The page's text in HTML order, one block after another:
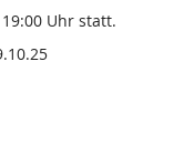
Uhr statt.